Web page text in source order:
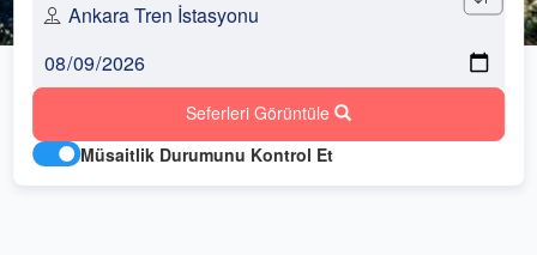
Seferleri Görüntüle
Müsaitlik Durumunu Kontrol Et